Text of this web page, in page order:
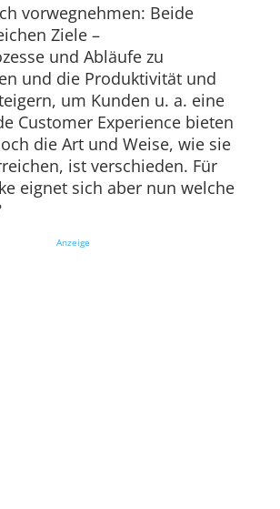
vorwegnehmen: Beide
Ziele –
und Abläufe zu
und die Produktivität und
um Kunden u. a. eine
Customer Experience bieten
die Art und Weise, wie sie
ist verschieden. Für
eignet sich aber nun welche
Anzeige